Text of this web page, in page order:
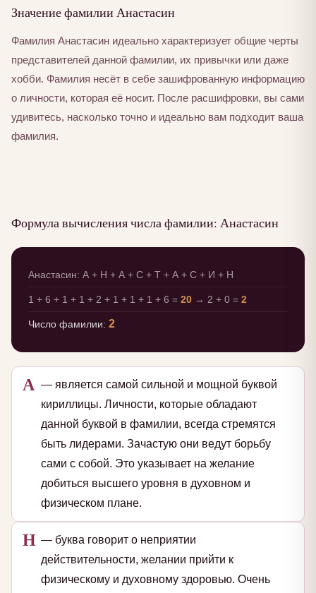
Значение фамилии Анастасин
Фамилия Анастасин идеально характеризует общие черты
представителей данной фамилии, их привычки или даже
хобби. Фамилия несёт в себе зашифрованную информацию
о личности, которая её носит. После расшифровки, вы сами
удивитесь, насколько точно и идеально вам подходит ваша
фамилия.
Формула вычисления числа фамилии: Анастасин
Анастасин: А + Н + А + С + Т + А + С + И + Н
1 + 6 + 1 + 1 + 2 + 1 + 1 + 1 + 6 = 20 → 2 + 0 = 2
Число фамилии: 2
А — является самой сильной и мощной буквой
кириллицы. Личности, которые обладают
данной буквой в фамилии, всегда стремятся
быть лидерами. Зачастую они ведут борьбу
сами с собой. Это указывает на желание
добиться высшего уровня в духовном и
физическом плане.
Н — буква говорит о неприятии
действительности, желании прийти к
физическому и духовному здоровью. Очень